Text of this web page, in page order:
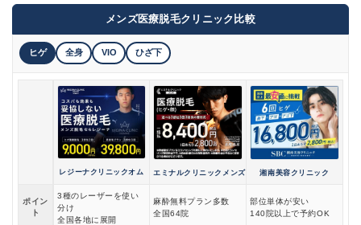
メンズ医療脱毛クリニック比較
ヒゲ 全身 VIO ひざ下
レジーナクリニックオム エミナルクリニックメンズ 湘南美容クリニック
ポイン
ト
3種のレーザーを使い
分け
全国各地に展開
麻酔無料プラン多数
全国64院
部位単体が安い
140院以上で予約OK